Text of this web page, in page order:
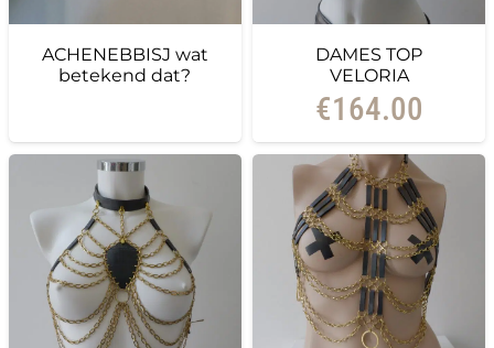
ACHENEBBISJ wat
betekend dat?
DAMES TOP
VELORIA
€164.00